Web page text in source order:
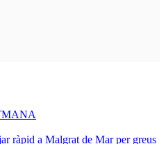
ràpid a Malgrat de Mar per greus